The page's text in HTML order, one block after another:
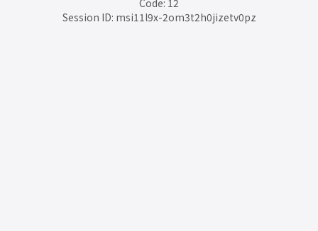
Code: 12
Session ID: msi11l9x-2om3t2h0jizetv0pz